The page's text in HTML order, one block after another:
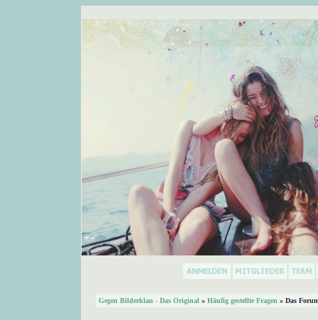
Gegen Bilderklau - Das Original » Häufig gestellte Fragen » Das